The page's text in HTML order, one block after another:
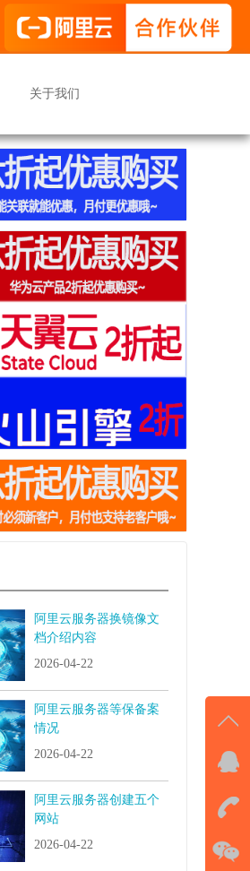
关于我们
阿里云服务器换镜像文
档介绍内容
2026-04-22
阿里云服务器等保备案
情况
2026-04-22
阿里云服务器创建五个
网站
2026-04-22
QQ
击